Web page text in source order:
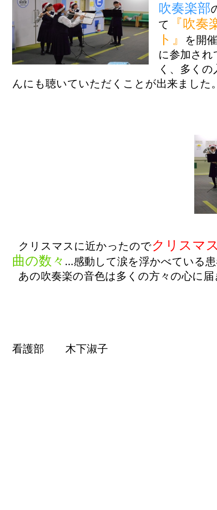
吹奏楽部
て
『吹
ト』
を開
に参加さ
く、多く
んにも聴いていただくことが出来ました
クリスマスに近かったのでクリスマ
曲の数々 ...感動して涙を浮かべている
あの吹奏楽の音色は多くの方々の心に
看護部 木下淑子